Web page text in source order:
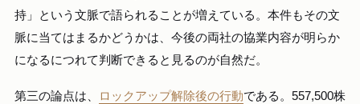
持」という文脈で語られることが増えている。本件もその文
脈に当てはまるかどうかは、今後の両社の協業内容が明らか
になるにつれて判断できると見るのが自然だ。
第三の論点は、 ロックアップ解除後の行動である。557,500株